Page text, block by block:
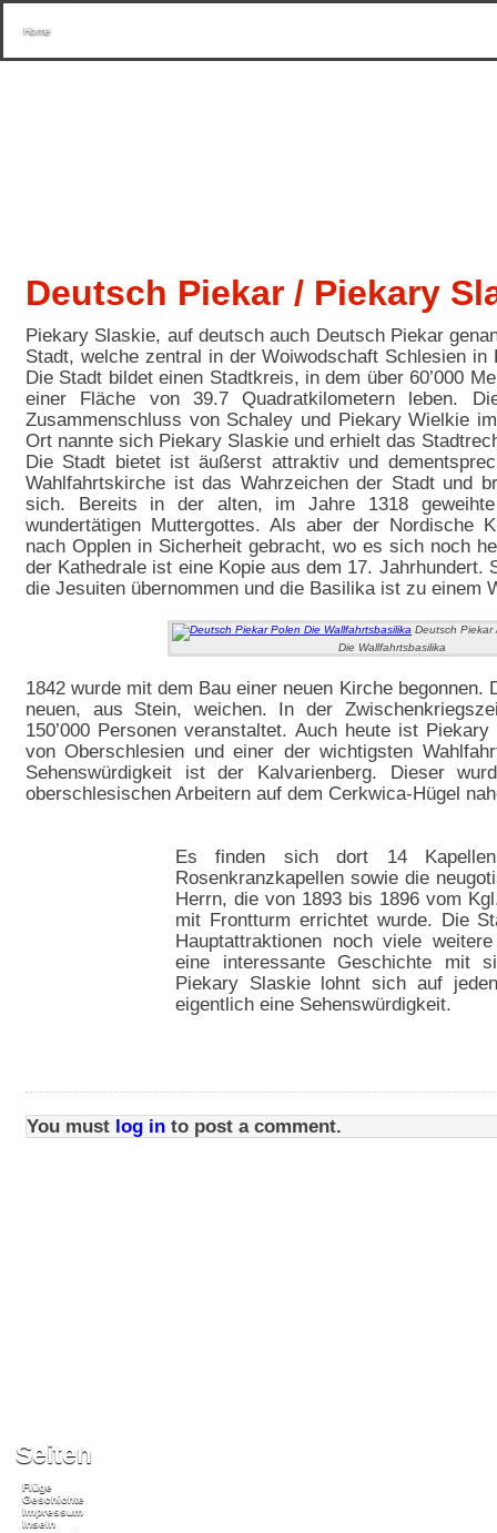
Home
Deutsch Piekar / Piekary
Piekary Slaskie, auf deutsch auch Deutsch Piekar
Stadt, welche zentral in der Woiwodschaft Schlesien in
Die Stadt bildet einen Stadtkreis, in dem über 60’000
einer Fläche von 39.7 Quadratkilometern leben.
Zusammenschluss von Schaley und Piekary Wielkie
Ort nannte sich Piekary Slaskie und erhielt das
Die Stadt bietet ist äußerst attraktiv und
Wahlfahrtskirche ist das Wahrzeichen der Stadt und
sich. Bereits in der alten, im Jahre 1318
wundertätigen Muttergottes. Als aber der Nordische
nach Opplen in Sicherheit gebracht, wo es sich noch
der Kathedrale ist eine Kopie aus dem 17. Jahrhundert.
die Jesuiten übernommen und die Basilika ist zu einem
Deutsch Piekar
Die Wallfahrtsbasilika
1842 wurde mit dem Bau einer neuen Kirche
neuen, aus Stein, weichen. In der
150’000 Personen veranstaltet. Auch heute ist
von Oberschlesien und einer der wichtigsten
Sehenswürdigkeit ist der Kalvarienberg. Dieser
oberschlesischen Arbeitern auf dem Cerkwica-Hügel
Es finden sich dort 14
Rosenkranzkapellen sowie die
Herrn, die von 1893 bis 1896 vom
mit Frontturm errichtet wurde. Die
Hauptattraktionen noch viele
eine interessante Geschichte mit
Piekary Slaskie lohnt sich auf
eigentlich eine Sehenswürdigkeit.
You must log in to post a comment.
Seiten
Flüge
Geschichte
Impressum
Inseln